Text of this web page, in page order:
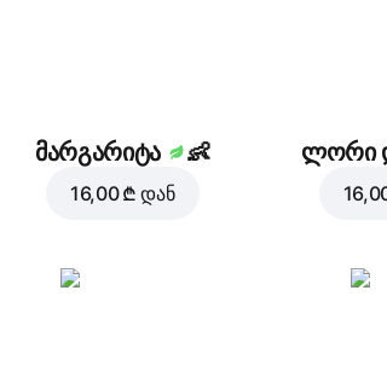
მარგარიტა 👶
16,00 ₾ დან
ლორი